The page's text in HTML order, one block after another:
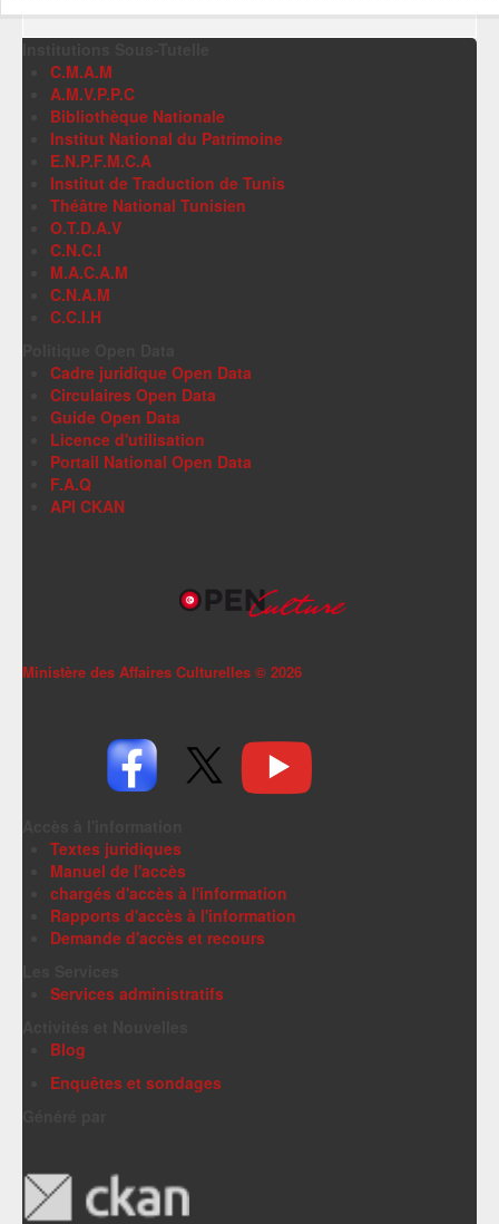
C.M.A.M
A.M.V.P.P.C
Bibliothèque Nationale
Institut National du Patrimoine
E.N.P.F.M.C.A
Institut de Traduction de Tunis
Théâtre National Tunisien
O.T.D.A.V
C.N.C.I
M.A.C.A.M
C.N.A.M
C.C.I.H
Cadre juridique Open Data
Circulaires Open Data
Guide Open Data
Licence d'utilisation
Portail National Open Data
F.A.Q
API CKAN
Ministère des Affaires Culturelles © 2026
Textes juridiques
Manuel de l'accès
chargés d'accès à l'information
Rapports d'accès à l'information
Demande d'accès et recours
Services administratifs
Blog
Enquêtes et sondages